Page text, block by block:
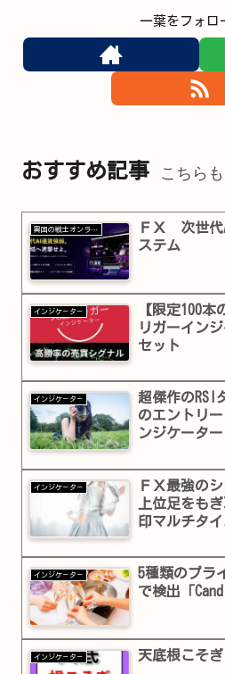
一葉をフォロ
おすすめ記事 こちら
異国の戦士オンラインショップ
ＦＸ 次世代
ステム
インジケ－タ－
【限定100
リガーイン
セット
インジケ－タ－
超傑作のRSI
のエントリ
ンジケーター
インジケ－タ－
ＦＸ最強の
上位足をも
印マルチタ
インジケ－タ－
5種類のプラ
で検出「
インジケ－タ－ 天底根こそ